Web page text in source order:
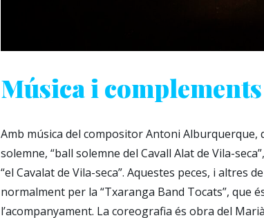
Música i complements
Amb música del compositor Antoni Alburquerque,
solemne, “ball solemne del Cavall Alat de Vila-
“el Cavalat de Vila-seca”. Aquestes peces, i altres
normalment per la “Txaranga Band Tocats”, que
l’acompanyament. La coreografia és obra del